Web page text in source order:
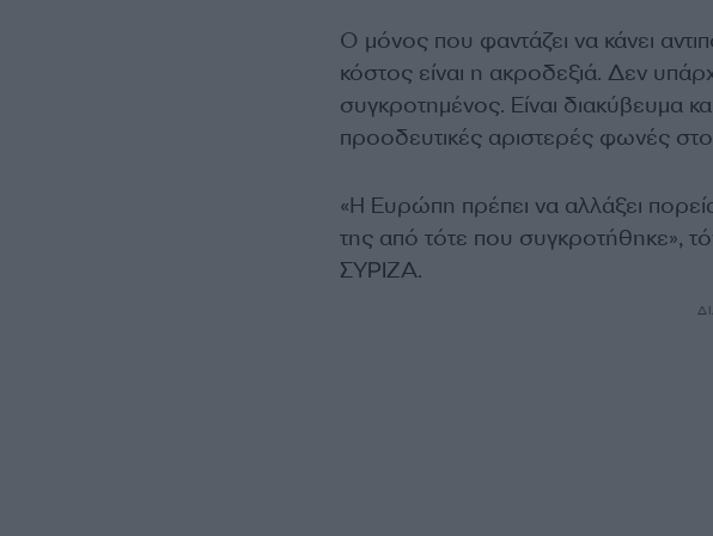
Ο μόνος που φαντάζει να κάνει
κόστος είναι η ακροδεξιά. Δεν
συγκροτημένος. Είναι διακύβευμα
προοδευτικές αριστερές φωνές στο
«Η Ευρώπη πρέπει να αλλάξει
της από τότε που συγκροτήθηκε»,
ΣΥΡΙΖΑ.